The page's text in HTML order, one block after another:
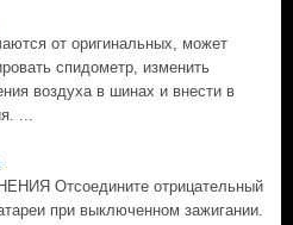
от оригинальных, может
спидометр, изменить
воздуха в шинах и внести в
...
Отсоедините отрицательный
при выключенном зажигании.